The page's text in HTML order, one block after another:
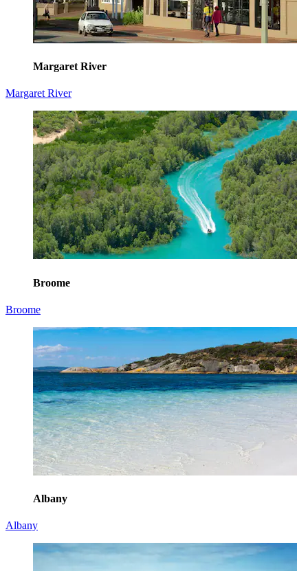
Margaret River
Margaret River
Broome
Broome
Albany
Albany